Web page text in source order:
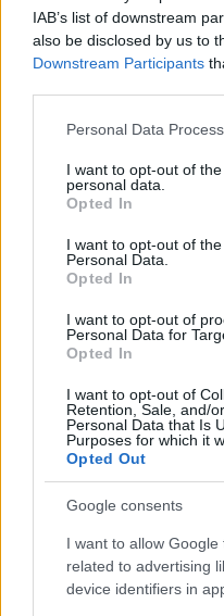
IAB’s list of downstream
also be disclosed by us to
Downstream Participants
Please note that this
not limited to your visit or
grant or deny consent to
use your data for below
consent section.
Personal Data
I want to opt-out of
personal data.
Opted In
I want to opt-out of
Personal Data.
Opted In
I want to opt-out of
Personal Data for
Opted In
I want to opt-out of
Retention, Sale, and/
Personal Data that Is
Purposes for which it
Opted Out
Google consents
I want to allow
related to advertising
device identifiers in
Felhasználónév
Elfelejtette jelszavát?
Kertészeti, kerti
KERTÉSZ ÉS